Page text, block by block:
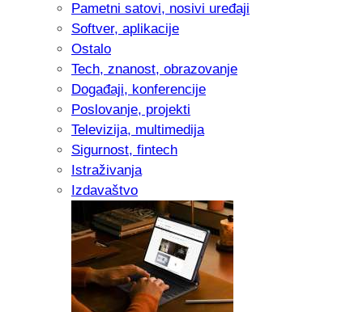
Pametni satovi, nosivi uređaji
Softver, aplikacije
Ostalo
Tech, znanost, obrazovanje
Događaji, konferencije
Poslovanje, projekti
Televizija, multimedija
Sigurnost, fintech
Istraživanja
Izdavaštvo